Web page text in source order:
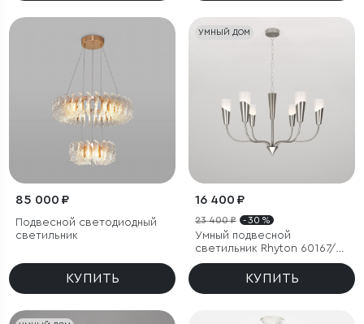
85 000 ₽
Подвесной светодиодный
светильник
КУПИТЬ
УМНЫЙ ДОМ
16 400 ₽
23 400 ₽ - 30 %
Умный подвесной
светильник Rhyton 60167/6
никель
КУПИТЬ